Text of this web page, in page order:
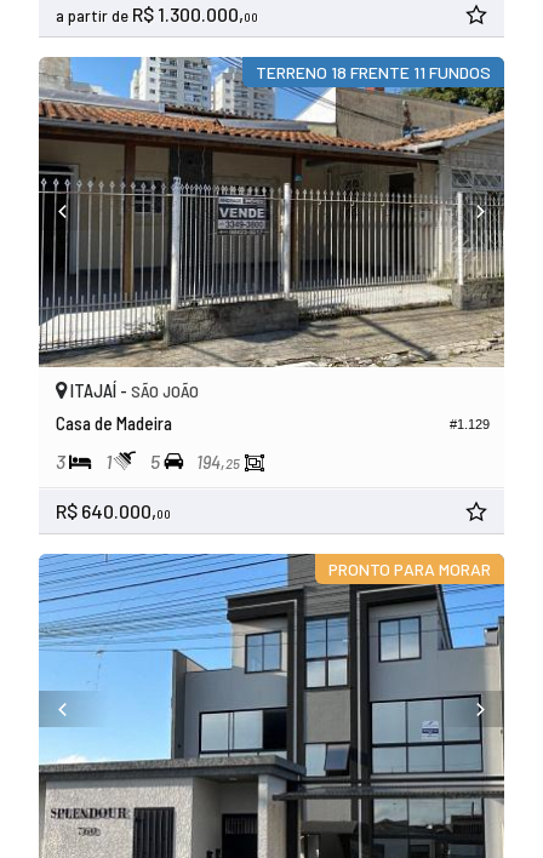
a partir de R$ 1.300.000,00
TERRENO 18 FRENTE 11 FUNDOS
#1.129
ITAJAÍ - SÃO JOÃO
Casa de Madeira
3 1 5 194,25
R$ 640.000,00
PRONTO PARA MORAR